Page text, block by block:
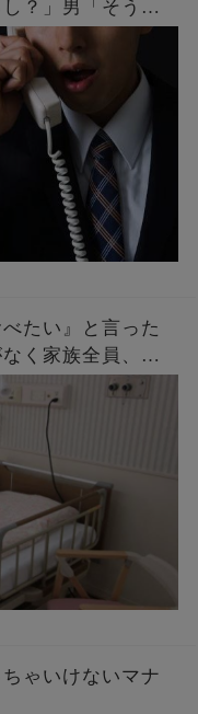
？」男「そうだ
な破壊力のある
たい』と言った
く家族全員、不
明したその理由
ゃいけないマナ